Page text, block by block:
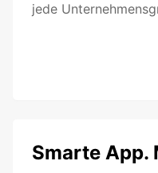
jede
Smarte App.